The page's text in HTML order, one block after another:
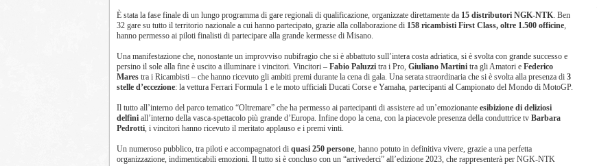
È stata la fase finale di un lungo programma di gare regionali di qualificazione, organizzate direttamente da 15 distributori NGK-NTK. Ben
32 gare su tutto il territorio nazionale a cui hanno partecipato, grazie alla collaborazione di 158 ricambisti First Class, oltre 1.500 officine,
hanno permesso ai piloti finalisti di partecipare alla grande kermesse di Misano.
Una manifestazione che, nonostante un improvviso nubifragio che si è abbattuto sull’intera costa adriatica, si è svolta con grande successo e
persino il sole alla fine è uscito a illuminare i vincitori. Vincitori – Fabio Paluzzi tra i Pro, Giuliano Martini tra gli Amatori e Federico
Mares tra i Ricambisti – che hanno ricevuto gli ambiti premi durante la cena di gala. Una serata straordinaria che si è svolta alla presenza di 3
stelle d’eccezione: la vettura Ferrari Formula 1 e le moto ufficiali Ducati Corse e Yamaha, partecipanti al Campionato del Mondo di MotoGP.
Il tutto all’interno del parco tematico “Oltremare” che ha permesso ai partecipanti di assistere ad un’emozionante esibizione di deliziosi
delfini all’interno della vasca-spettacolo più grande d’Europa. Infine dopo la cena, con la piacevole presenza della conduttrice tv Barbara
Pedrotti, i vincitori hanno ricevuto il meritato applauso e i premi vinti.
Un numeroso pubblico, tra piloti e accompagnatori di quasi 250 persone, hanno potuto in definitiva vivere, grazie a una perfetta
organizzazione, indimenticabili emozioni. Il tutto si è concluso con un “arrivederci” all’edizione 2023, che rappresenterà per NGK-NTK